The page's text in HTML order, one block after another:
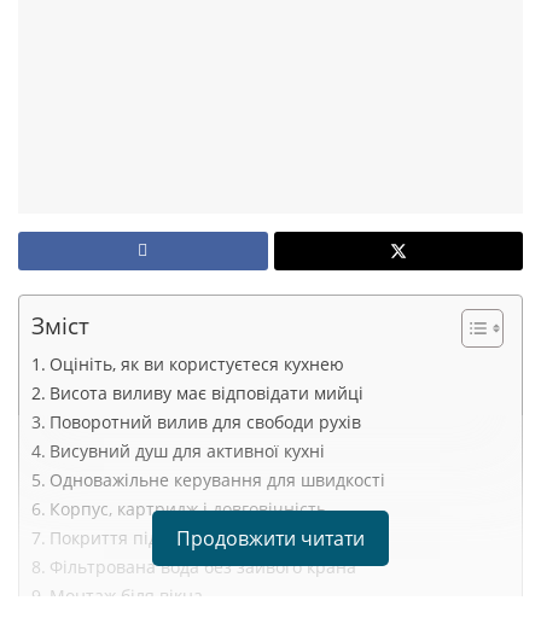
Зміст
Оцініть, як ви користуєтеся кухнею
Висота виливу має відповідати мийці
Поворотний вилив для свободи рухів
Висувний душ для активної кухні
Одноважільне керування для швидкості
Корпус, картридж і довговічність
Покриття під стиль і догляд
Фільтрована вода без зайвого крана
Монтаж біля вікна
Продовжити читати